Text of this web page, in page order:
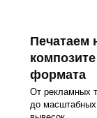
Печатаем
формата
От рекламных
до